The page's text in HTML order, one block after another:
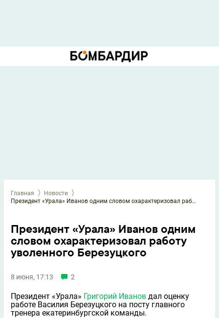
Главная
Новости
Президент «Урала» Иванов одним словом охарактеризовал работу уволенного Березуцкого
Президент «Урала» Иванов одним
словом охарактеризовал работу
уволенного Березуцкого
8 июня, 17:13 2
Президент «Урала» Григорий Иванов дал оценку
работе Василия Березуцкого на посту главного
тренера екатеринбургской команды.